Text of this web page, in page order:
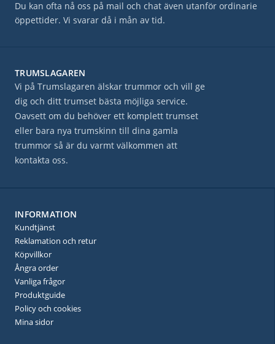
Du kan ofta nå oss på mail och chat även utanför ordinarie
öppettider. Vi svarar då i mån av tid.
TRUMSLAGAREN
Vi på Trumslagaren älskar trummor och vill ge
dig och ditt trumset bästa möjliga service.
Oavsett om du behöver ett komplett trumset
eller bara nya trumskinn till dina gamla
trummor så är du varmt välkommen att
kontakta oss.
INFORMATION
Kundtjänst
Reklamation och retur
Köpvillkor
Ångra order
Vanliga frågor
Produktguide
Policy och cookies
Mina sidor